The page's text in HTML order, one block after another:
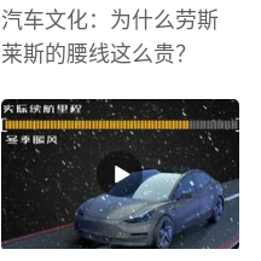
汽车文化：为什么劳斯
莱斯的腰线这么贵？